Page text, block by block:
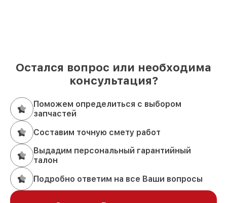
Остался вопрос или необходима
консультация?
Поможем определиться с выбором
запчастей
Составим точную смету работ
Выдадим персональный гарантийный
талон
Подробно ответим на все Ваши вопросы